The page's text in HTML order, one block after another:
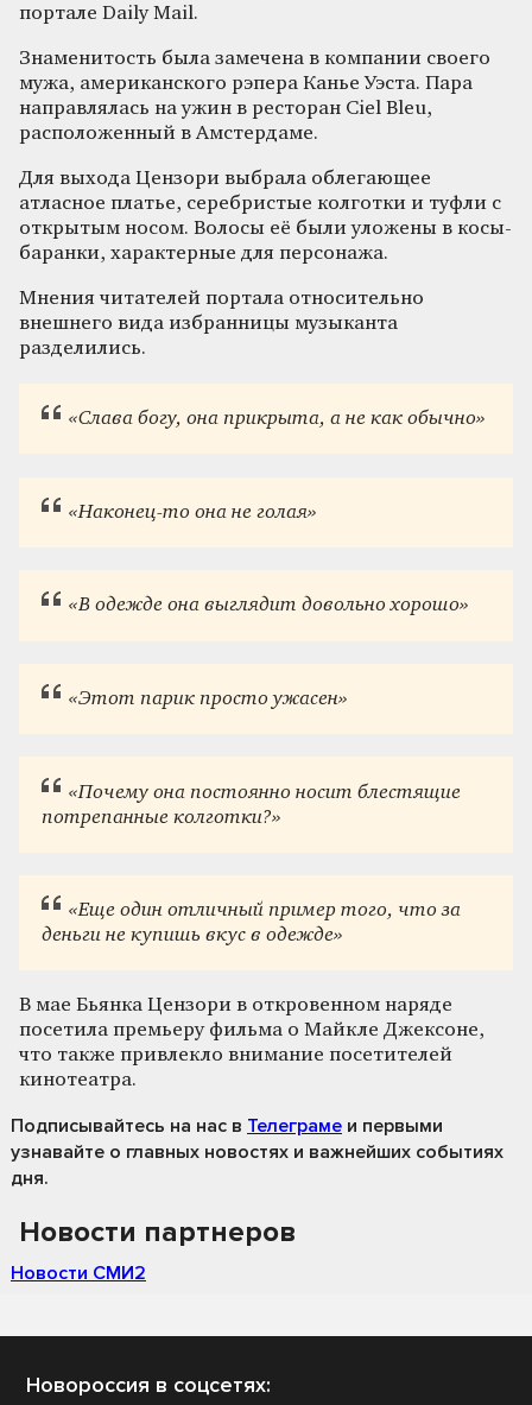
портале Daily Mail.
Знаменитость была замечена в компании своего
мужа, американского рэпера Канье Уэста. Пара
направлялась на ужин в ресторан Ciel Bleu,
расположенный в Амстердаме.
Для выхода Цензори выбрала облегающее
атласное платье, серебристые колготки и туфли с
открытым носом. Волосы её были уложены в косы-
баранки, характерные для персонажа.
Мнения читателей портала относительно
внешнего вида избранницы музыканта
разделились.
«Слава богу, она прикрыта, а не как обычно»
«Наконец-то она не голая»
«В одежде она выглядит довольно хорошо»
«Этот парик просто ужасен»
«Почему она постоянно носит блестящие
потрепанные колготки?»
«Еще один отличный пример того, что за
деньги не купишь вкус в одежде»
В мае Бьянка Цензори в откровенном наряде
посетила премьеру фильма о Майкле Джексоне,
что также привлекло внимание посетителей
кинотеатра.
Подписывайтесь на нас в Телеграме и первыми
узнавайте о главных новостях и важнейших событиях
дня.
Новости партнеров
Новости СМИ2
Новороссия в соцсетях: